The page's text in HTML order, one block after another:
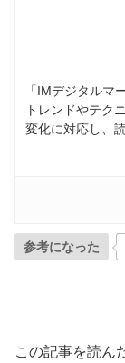
「IMデジタルマ
トレンドやテク
変化に対応し、
参考になった
この記事を読ん